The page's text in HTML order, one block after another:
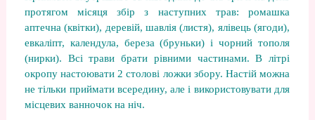
протягом місяця збір з наступних трав: ромашка
аптечна (квітки), деревій, шавлія (листя), ялівець (ягоди),
евкаліпт, календула, береза (бруньки) і чорний тополя
(нирки). Всі трави брати рівними частинами. В літрі
окропу настоювати 2 столові ложки збору. Настій можна
не тільки приймати всередину, але і використовувати для
місцевих ванночок на ніч.